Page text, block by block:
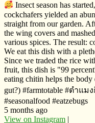
Insect season has
cockchafers yielded an
straight from our garden.
the wing covers and
various spices. The result:
We eat this dish with a
Since we traded the rice
fruit, this dish is "99
eating chitin helps the
gut?) #farmtotable #ตำแ
#seasonalfood #eatzebugs
5 months ago
View on Instagram |